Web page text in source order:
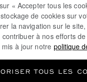
LA NEWSLETTER
« Accepter tous les
de cookies sur
la navigation sur le
contribuer à nos efforts
à jour notre politique
TOUS LES